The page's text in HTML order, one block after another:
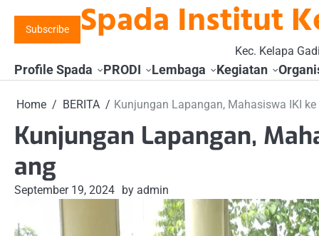
content
Subscribe Spada Institut
Kec. Kelapa
Profile Spada PRODI Lembaga Kegiatan
Home BERITA Kunjungan Lapangan, Mahasiswa IKI
Kunjungan Lapangan,
ang
September 19, 2024 by admin